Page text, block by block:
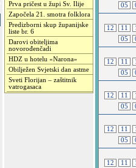
Prva pričest u župi Sv. Ilije
Započela 21. smotra folklora
Predizborni skup županijske
liste br. 6
Darovi obiteljima
novorođenčadi
HDZ u hotelu «Narona»
Obilježen Svjetski dan astme
Sveti Florijan – zaštitnik
vatrogasaca
05
12
11
05
12
11
05
12
11
05
12
11
05
12
11